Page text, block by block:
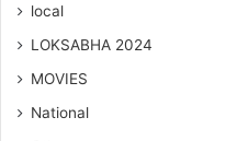
local
LOKSABHA 2024
MOVIES
National